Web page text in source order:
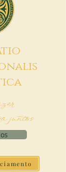
juntos